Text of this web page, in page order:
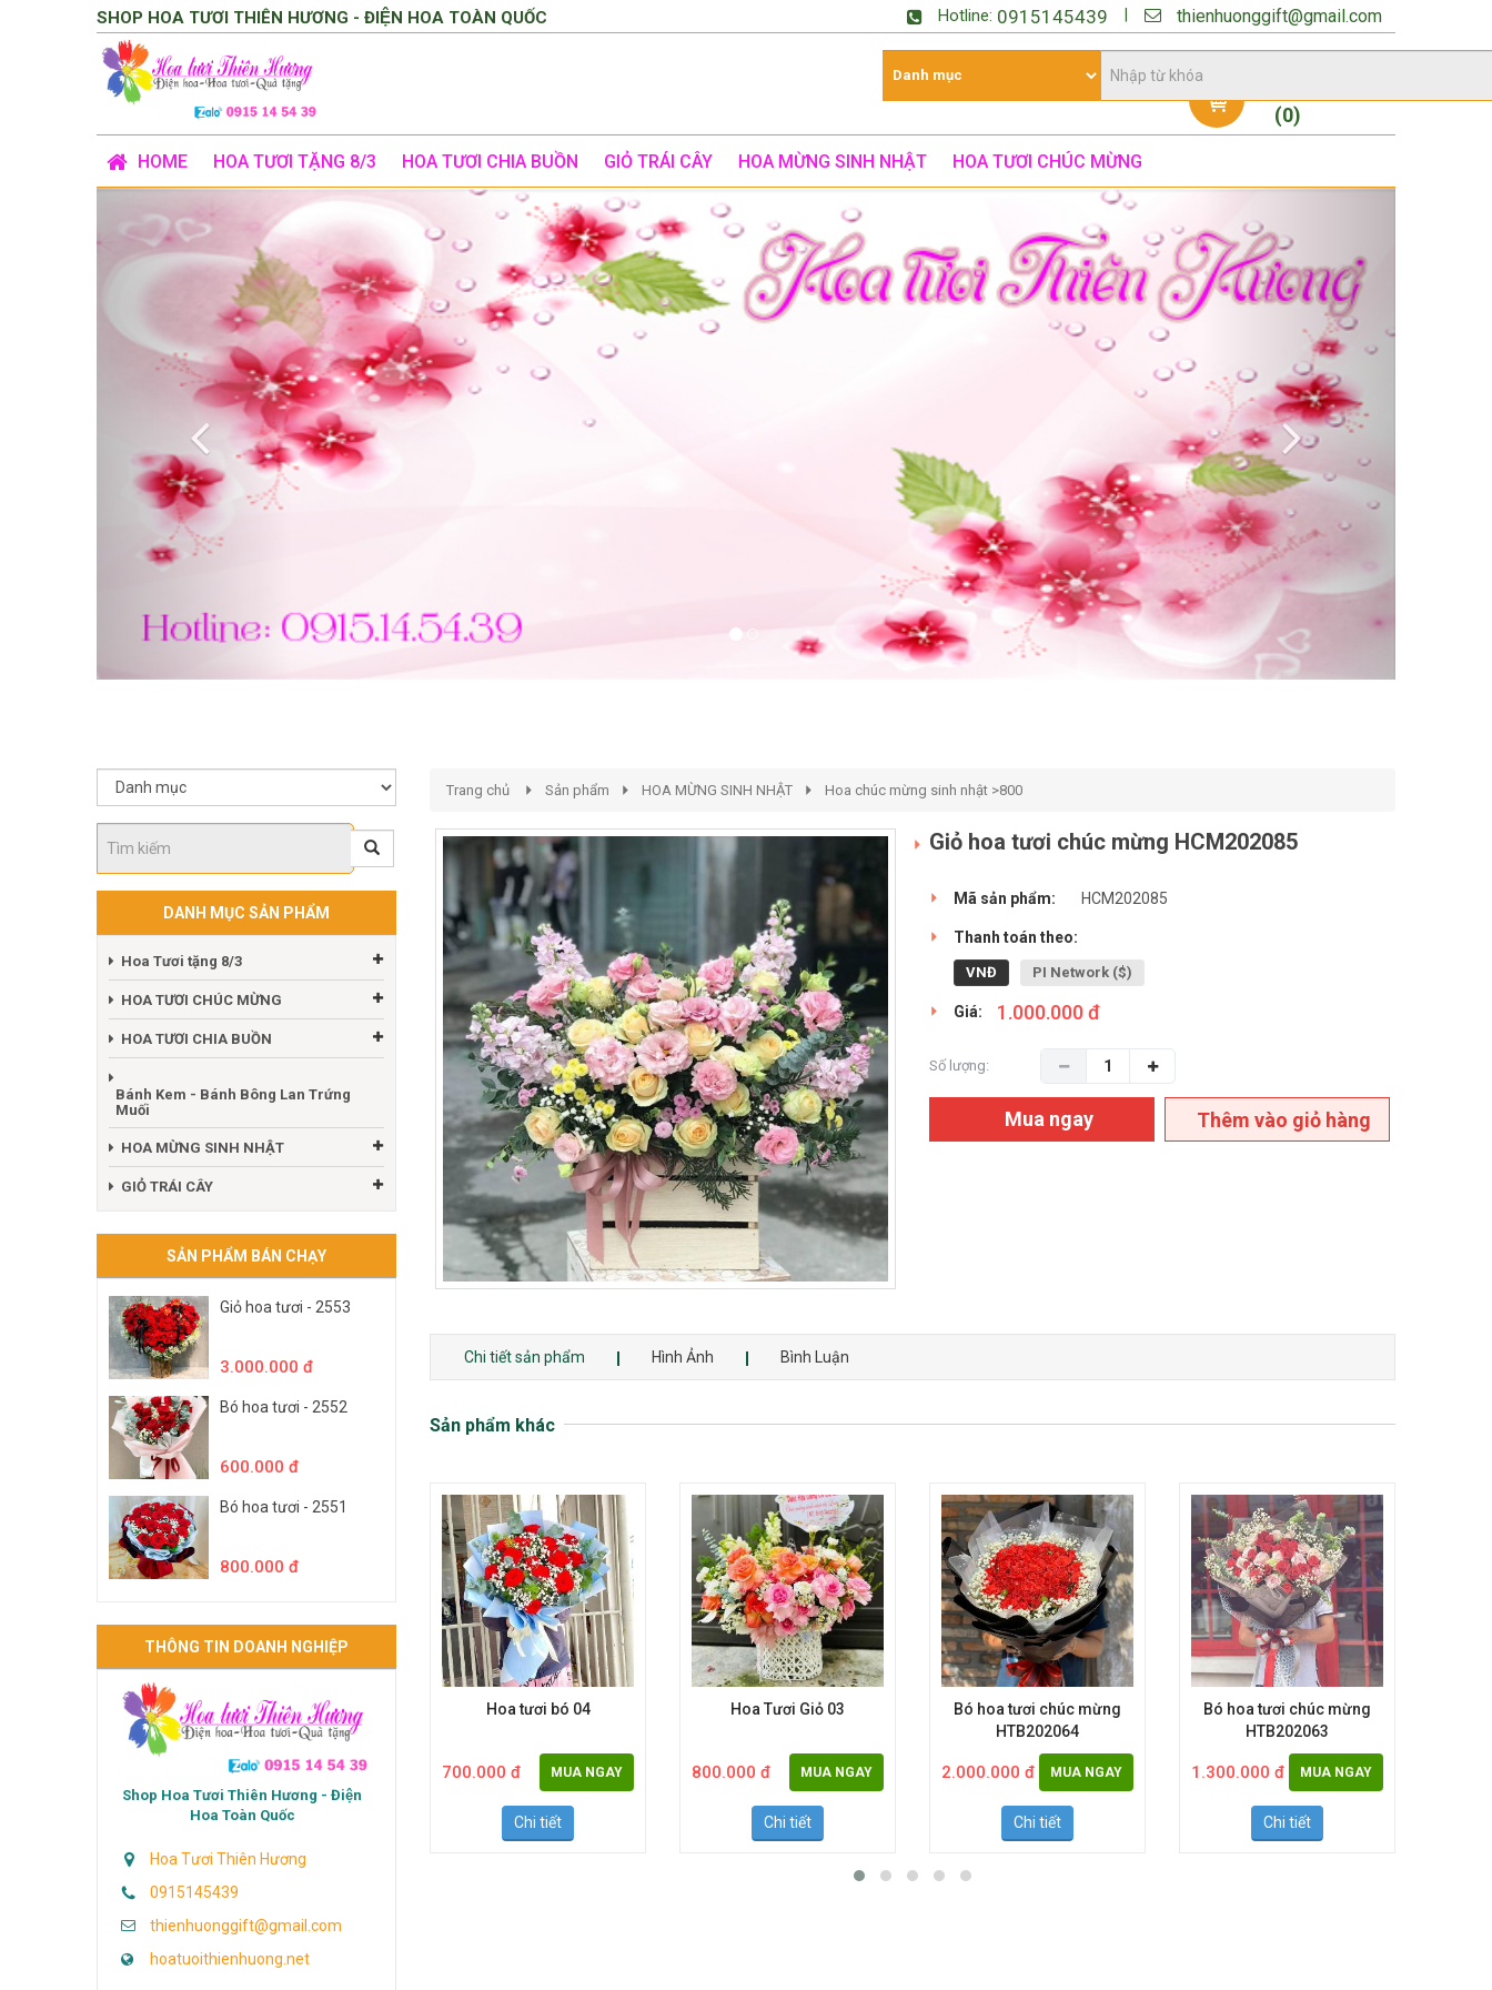
SHOP HOA TƯƠI THIÊN HƯƠNG - ĐIỆN HOA TOÀN QUỐC Hotline: 0915145439 thienhuonggift@gmail.com
(0)
HOME HOA TƯƠI TẶNG 8/3 HOA TƯƠI CHIA BUỒN GIỎ TRÁI CÂY HOA MỪNG SINH NHẬT HOA TƯƠI CHÚC MỪNG
Previous
DANH MỤC SẢN PHẨM
Hoa Tươi tặng 8/3
HOA TƯƠI CHÚC MỪNG
HOA TƯƠI CHIA BUỒN
Bánh Kem - Bánh Bông Lan Trứng
Muối
HOA MỪNG SINH NHẬT
GIỎ TRÁI CÂY
SẢN PHẨM BÁN CHẠY
Giỏ hoa tươi - 2553
3.000.000 đ
Bó hoa tươi - 2552
600.000 đ
Bó hoa tươi - 2551
800.000 đ
THÔNG TIN DOANH NGHIỆP
Shop Hoa Tươi Thiên Hương - Điện
Hoa Toàn Quốc
Hoa Tươi Thiên Hương
0915145439
thienhuonggift@gmail.com
hoatuoithienhuong.net
Trang chủ Sản phẩm HOA MỪNG SINH NHẬT Hoa chúc mừng sinh nhật >800
Giỏ hoa tươi chúc mừng HCM202085
Mã sản phẩm: HCM202085
Thanh toán theo:
VNĐ PI Network ($)
Giá: 1.000.000 đ
Số lượng:
Mua ngay Thêm vào giỏ hàng
Chi tiết sản phẩm Hình Ảnh Bình Luận
Sản phẩm khác
Hoa tươi bó 04
700.000 đ MUA NGAY
Chi tiết
Hoa Tươi Giỏ 03
800.000 đ MUA NGAY
Chi tiết
Bó hoa tươi chúc mừng
HTB202064
2.000.000 đ MUA NGAY
Chi tiết
Bó hoa tươi chúc mừng
HTB202063
1.300.000 đ MUA NGAY
Chi tiết